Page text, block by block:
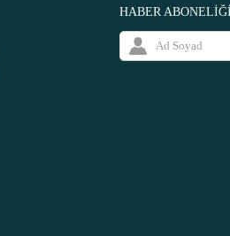
HABER ABONELİĞİ